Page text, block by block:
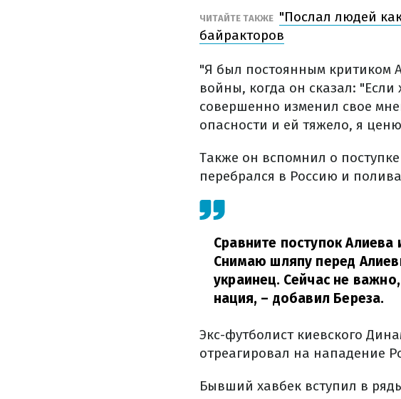
ЧИТАЙТЕ ТАКЖЕ "Послал людей
байракторов
"Я был постоянным критиком
войны, когда он сказал:
совершенно изменил свое
опасности и ей тяжело, я
Также он вспомнил о
перебрался в Россию и
Сравните поступок
Снимаю шляпу перед
украинец. Сейчас не
нация, – добавил Береза.
Экс-футболист киевского
отреагировал на нападение
Бывший хавбек вступил в